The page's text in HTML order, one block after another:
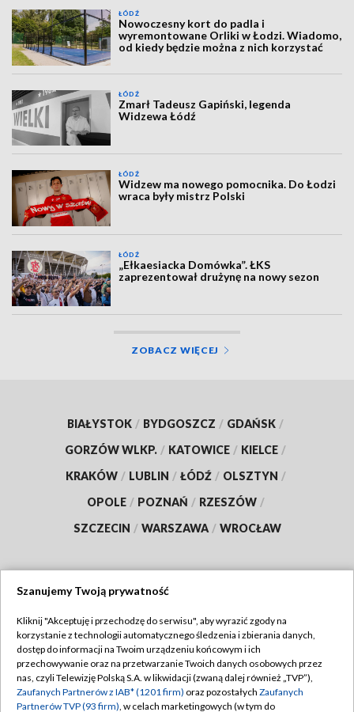
ŁÓDŹ
Nowoczesny kort do padla i
wyremontowane Orliki w Łodzi. Wiadomo,
od kiedy będzie można z nich korzystać
ŁÓDŹ
Zmarł Tadeusz Gapiński, legenda
Widzewa Łódź
ŁÓDŹ
Widzew ma nowego pomocnika. Do Łodzi
wraca były mistrz Polski
ŁÓDŹ
„Ełkaesiacka Domówka”. ŁKS
zaprezentował drużynę na nowy sezon
ZOBACZ WIĘCEJ
BIAŁYSTOK / BYDGOSZCZ / GDAŃSK /
GORZÓW WLKP. / KATOWICE / KIELCE /
KRAKÓW / LUBLIN / ŁÓDŹ / OLSZTYN /
OPOLE / POZNAŃ / RZESZÓW /
SZCZECIN / WARSZAWA / WROCŁAW
TVP
Abonament TVP
Emisja w TVP
Regulamin TVP
Polityka prywatności
Szanujemy Twoją prywatność
Kliknij "Akceptuję i przechodzę do serwisu", aby wyrazić zgody na
korzystanie z technologii automatycznego śledzenia i zbierania danych,
dostęp do informacji na Twoim urządzeniu końcowym i ich
przechowywanie oraz na przetwarzanie Twoich danych osobowych przez
nas, czyli Telewizję Polską S.A. w likwidacji (zwaną dalej również „TVP”),
Zaufanych Partnerów z IAB* (1201 firm) oraz pozostałych Zaufanych
Partnerów TVP (93 firm), w celach marketingowych (w tym do